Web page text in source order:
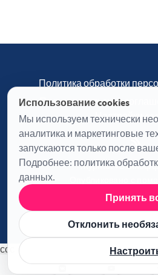
Использование cookies
Мы используем технически
аналитика и маркетинговые
запускаются только после
Подробнее: политика
данных.
Принять
Отклонить
Политика обработки
Пользовательское
Настройки
Журнал
Информация о
ссс